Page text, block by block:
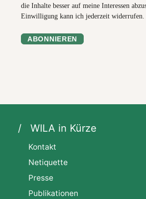
die Inhalte besser auf meine Interessen
Einwilligung kann ich jederzeit widerrufen.
ABONNIEREN
WILA in Kürze
Kontakt
Netiquette
Presse
Publikationen